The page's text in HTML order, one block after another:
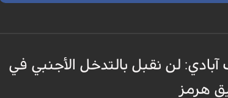
آبادي: لن نقبل بالتدخل الأجنبي في
هرمز